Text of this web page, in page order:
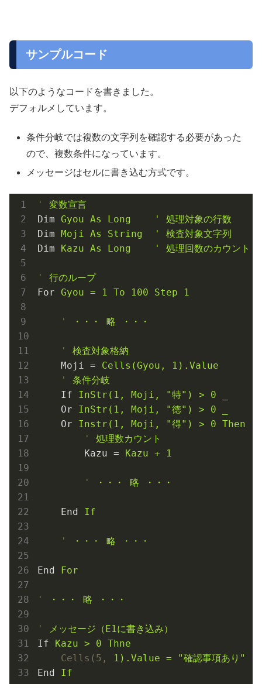
サンプルコード
以下のようなコードを書きました。
デフォルメしています。
条件分岐では複数の文字列を確認する必要があった
ので、複数条件になっています。
メッセージはセルに書き込む方式です。
'
変数宣言
Dim Gyou As Long    ' 処理対象の行数
Dim
Moji As String  ' 検査対象文字列
Dim
Kazu As Long    ' 処理回数のカウント
'
行のループ
For Gyou = 1 To 100 Step 1
' ・・・ 略 ・・・
'
検査対象格納
Moji = Cells(Gyou, 1).Value
'
条件分岐
If
InStr(1, Moji, "特") > 0 _
Or
InStr(1, Moji, "徳") > 0 _
Or
Instr(1, Moji, "得") > 0 Then
'
処理数カウント
Kazu = Kazu + 1
' ・・・ 略 ・・・
End If
' ・・・ 略 ・・・
End For
' ・・・ 略 ・・・
'
メッセージ（E1に書き込み）
If
Kazu > 0 Thne
Cells(5,
1).Value = "確認事項あり"
End
If